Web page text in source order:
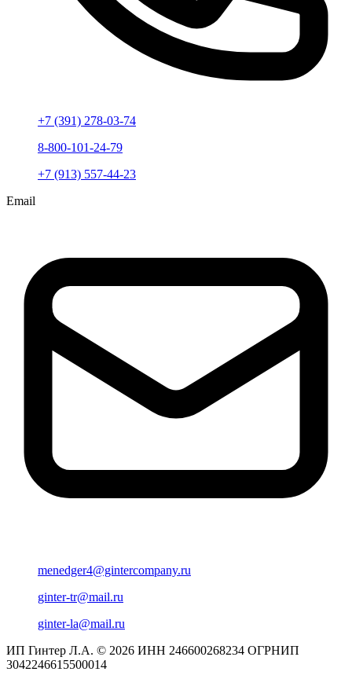
+7 (391) 278-03-74
8-800-101-24-79
+7 (913) 557-44-23
Email
menedger4@gintercompany.ru
ginter-tr@mail.ru
ginter-la@mail.ru
ИП Гинтер Л.А. © 2026 ИНН 246600268234 ОГРНИП
3042246615500014